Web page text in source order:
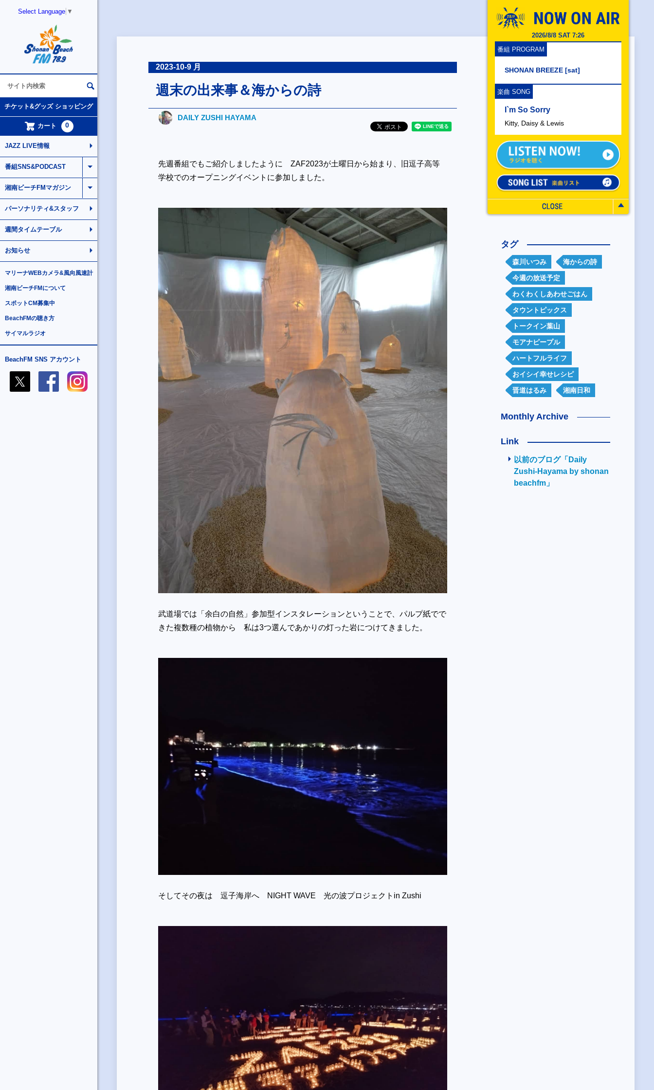
Select Language ▼
2026/8/8 SAT 7:26
番組 PROGRAM
SHONAN BREEZE [sat]
楽曲 SONG
I`m So Sorry
Kitty, Daisy & Lewis
チケット&グッズ ショッピング
カート 0
JAZZ LIVE情報
番組SNS&PODCAST
湘南ビーチFMマガジン
パーソナリティ&スタッフ
週間タイムテーブル
お知らせ
マリーナWEBカメラ&風向風速計
湘南ビーチFMについて
スポットCM募集中
BeachFMの聴き方
サイマルラジオ
BeachFM SNS アカウント
2023-10-9 月
週末の出来事＆海からの詩
DAILY ZUSHI HAYAMA
先週番組でもご紹介しましたように ZAF2023が土曜日から始まり、旧逗子高等
学校でのオープニングイベントに参加しました。
武道場では「余白の自然」参加型インスタレーションということで、パルプ紙でで
きた複数種の植物から 私は3つ選んであかりの灯った岩につけてきました。
そしてその夜は 逗子海岸へ NIGHT WAVE 光の波プロジェクトin Zushi
タグ
森川いつみ 海からの詩
今週の放送予定
わくわくしあわせごはん
タウントピックス
トークイン葉山
モアナピープル
ハートフルライフ
おイシイ幸せレシピ
晋道はるみ 湘南日和
Monthly Archive
Link
以前のブログ「Daily
Zushi-Hayama by shonan
beachfm」